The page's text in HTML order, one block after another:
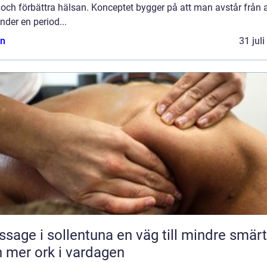
förbättra hälsan. Konceptet bygger på att man avstår från
en period...
31 juli
i sollentuna en väg till mindre smärta
mer ork i vardagen